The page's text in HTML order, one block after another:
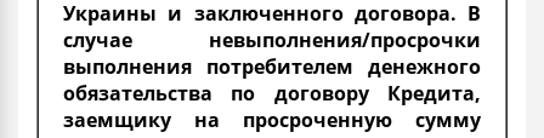
Украины и заключенного договора. В
случае невыполнения/просрочки
выполнения потребителем денежного
обязательства по договору Кредита,
заемщику на просроченную сумму